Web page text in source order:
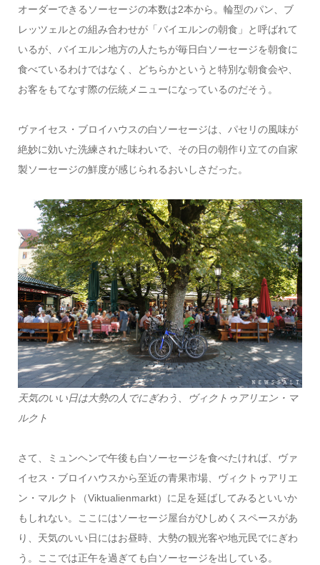
オーダーできるソーセージの本数は2本から。輪型のパン、ブ
レッツェルとの組み合わせが「バイエルンの朝食」と呼ばれて
いるが、バイエルン地方の人たちが毎日白ソーセージを朝食に
食べているわけではなく、どちらかというと特別な朝食会や、
お客をもてなす際の伝統メニューになっているのだそう。
ヴァイセス・ブロイハウスの白ソーセージは、パセリの風味が
絶妙に効いた洗練された味わいで、その日の朝作り立ての自家
製ソーセージの鮮度が感じられるおいしさだった。
天気のいい日は大勢の人でにぎわう、ヴィクトゥアリエン・マ
ルクト
さて、ミュンヘンで午後も白ソーセージを食べたければ、ヴァ
イセス・ブロイハウスから至近の青果市場、ヴィクトゥアリエ
ン・マルクト（Viktualienmarkt）に足を延ばしてみるといいか
もしれない。ここにはソーセージ屋台がひしめくスペースがあ
り、天気のいい日にはお昼時、大勢の観光客や地元民でにぎわ
う。ここでは正午を過ぎても白ソーセージを出している。